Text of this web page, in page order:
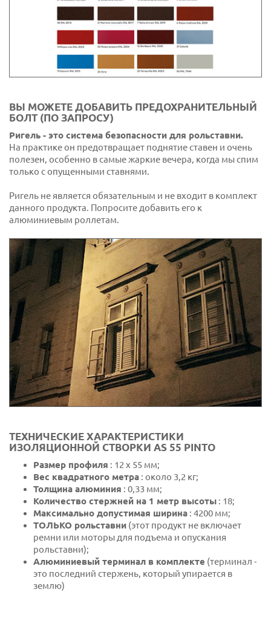
ВЫ МОЖЕТЕ ДОБАВИТЬ ПРЕДОХРАНИТЕЛЬНЫЙ
БОЛТ (ПО ЗАПРОСУ)
Ригель - это система безопасности для рольставни.
На практике он предотвращает поднятие ставен и очень
полезен, особенно в самые жаркие вечера, когда мы спим
только с опущенными ставнями.
Ригель не является обязательным и не входит в комплект
данного продукта. Попросите добавить его к
алюминиевым роллетам.
ТЕХНИЧЕСКИЕ ХАРАКТЕРИСТИКИ
ИЗОЛЯЦИОННОЙ СТВОРКИ AS 55 PINTO
Размер профиля : 12 х 55 мм;
Вес квадратного метра : около 3,2 кг;
Толщина алюминия : 0,33 мм;
Количество стержней на 1 метр высоты : 18;
Максимально допустимая ширина : 4200 мм;
ТОЛЬКО рольставни (этот продукт не включает
ремни или моторы для подъема и опускания
рольставни);
Алюминиевый терминал в комплекте (терминал -
это последний стержень, который упирается в
землю)